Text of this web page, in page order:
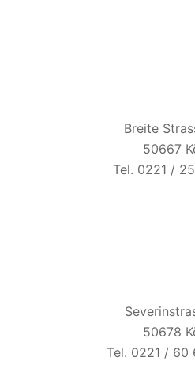
Breite
50667
Tel. 0221 /
50678
Tel. 0221 / 60